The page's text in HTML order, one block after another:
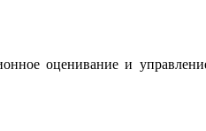
оценивание и